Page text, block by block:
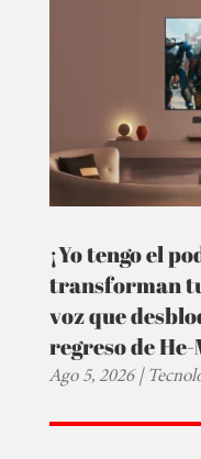
¡Yo tengo el
transforman
voz que
regreso de
Ago 5, 2026|